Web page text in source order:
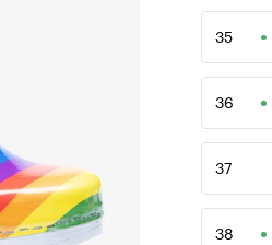
35
36
37
38